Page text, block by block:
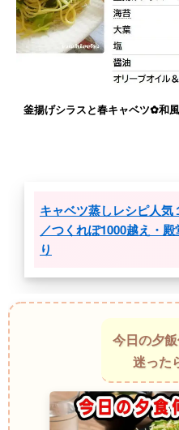
釜揚げシラスと春キャベツ✿和
キャベツ蒸しレシピ人気
／つくれぽ1000越え・殿
り
今日の夕
迷った